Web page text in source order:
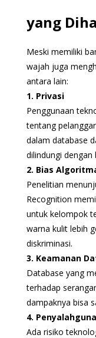
yang
Meski memiliki
wajah juga
antara lain:
1. Privasi
Penggunaan
tentang
dalam database
dilindungi dengan
2. Bias
Penelitian
Recognition
untuk kelompok
warna kulit lebih
diskriminasi.
3. Keamanan
Database yang
terhadap
dampaknya bisa
4.
Ada risiko